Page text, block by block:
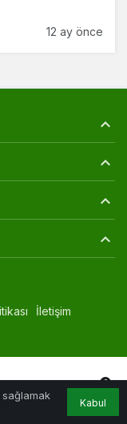
12 ay önce
sağlamak
Kabul
İletişim
Bildirimler
0